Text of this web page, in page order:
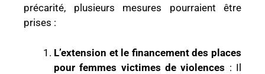
précarité, plusieurs mesures pourraient être
prises :
L’extension et le financement des places
pour femmes victimes de violences : Il